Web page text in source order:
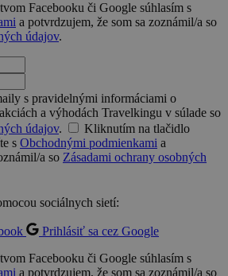
Facebooku či Google súhlasím s
a potvrdzujem, že som sa zoznámil/a so
údajov.
s pravidelnými informáciami o
a výhodách Travelkingu v súlade so
údajov.
Kliknutím na tlačidlo
s Obchodnými podmienkami a
a so Zásadami ochrany osobných
sociálnych sietí:
Prihlásiť sa cez Google
Facebooku či Google súhlasím s
a potvrdzujem, že som sa zoznámil/a so